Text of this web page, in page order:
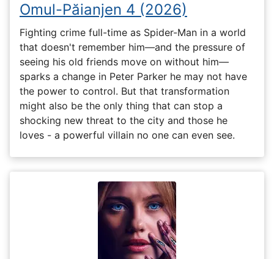
Omul-Păianjen 4 (2026)
Fighting crime full-time as Spider-Man in a world
that doesn't remember him—and the pressure of
seeing his old friends move on without him—
sparks a change in Peter Parker he may not have
the power to control. But that transformation
might also be the only thing that can stop a
shocking new threat to the city and those he
loves - a powerful villain no one can even see.